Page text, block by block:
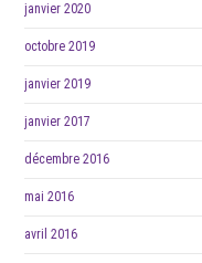
janvier 2020
octobre 2019
janvier 2019
janvier 2017
décembre 2016
mai 2016
avril 2016